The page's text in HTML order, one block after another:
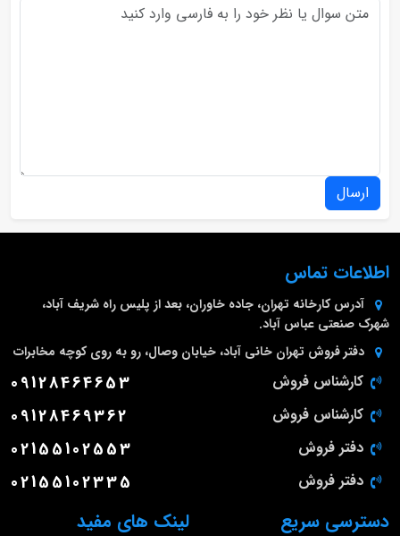
ارسال
لینک های مفید دسترسی سریع
اطلاعات تماس
آدرس کارخانه تهران، جاده خاوران، بعد از پلیس راه شریف آباد،
شهرک صنعتی عباس آباد.
دفتر فروش تهران خانی آباد، خیابان وصال، رو به روی کوچه مخابرات
کارشناس فروش 09128464653
کارشناس فروش 09128469362
دفتر فروش 02155102553
دفتر فروش 02155102335